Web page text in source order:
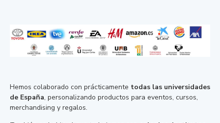
Hemos colaborado con prácticamente todas las universidades
de España, personalizando productos para eventos, cursos,
merchandising y regalos.